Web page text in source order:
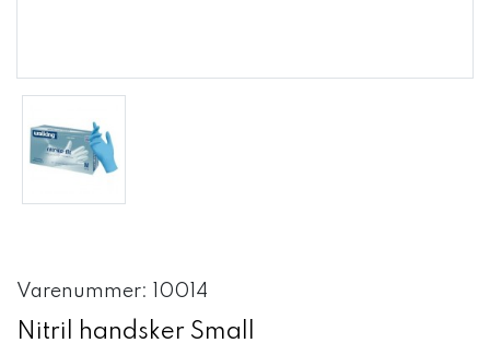
Varenummer: 10014
Nitril handsker Small